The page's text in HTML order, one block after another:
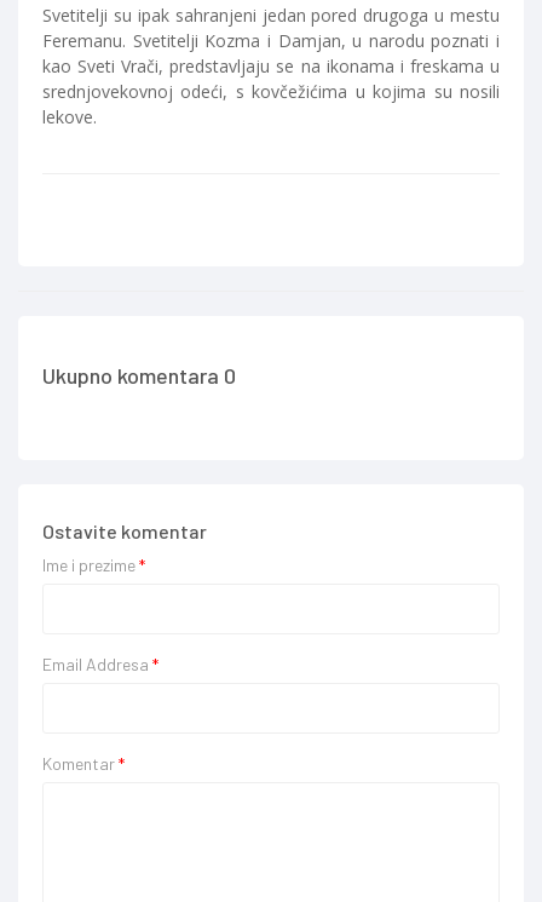
Svetitelji su ipak sahranjeni jedan pored drugoga u mestu
Feremanu. Svetitelji Kozma i Damjan, u narodu poznati i
kao Sveti Vrači, predstavljaju se na ikonama i freskama u
srednjovekovnoj odeći, s kovčežićima u kojima su nosili
lekove.
Ukupno komentara 0
Ostavite komentar
Ime i prezime*
Email Addresa *
Komentar*